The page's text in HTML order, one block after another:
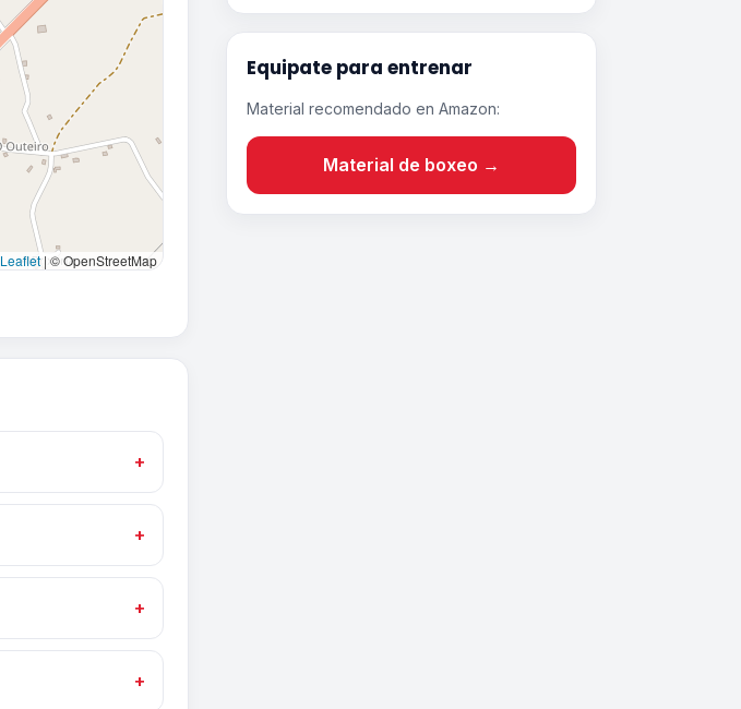
Leaflet | © OpenStreetMap
Equipate para entrenar
Material recomendado en Amazon:
Material de boxeo →